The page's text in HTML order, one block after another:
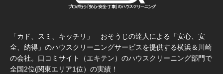
「カド、スミ、キッチリ」 おそうじの達人による「安心、安
全、納得」のハウスクリーニングサービスを提供する横浜＆川崎
の会社。口コミサイト（エキテン）のハウスクリーニング部門で
全国2位(関東エリア1位）の実績！